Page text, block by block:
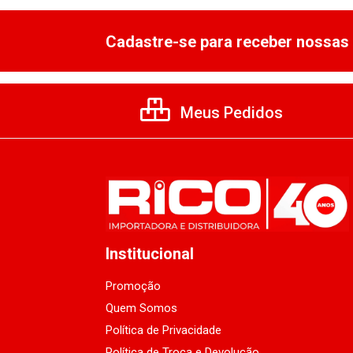
Cadastre-se para receber
Meus Pedidos
Institucional
Promoção
Quem Somos
Política de Privacidade